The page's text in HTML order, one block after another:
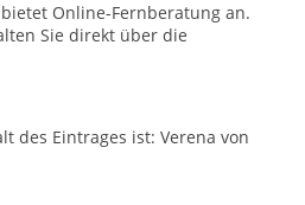
Online-Fernberatung an.
Sie direkt über die
des Eintrages ist: Verena von